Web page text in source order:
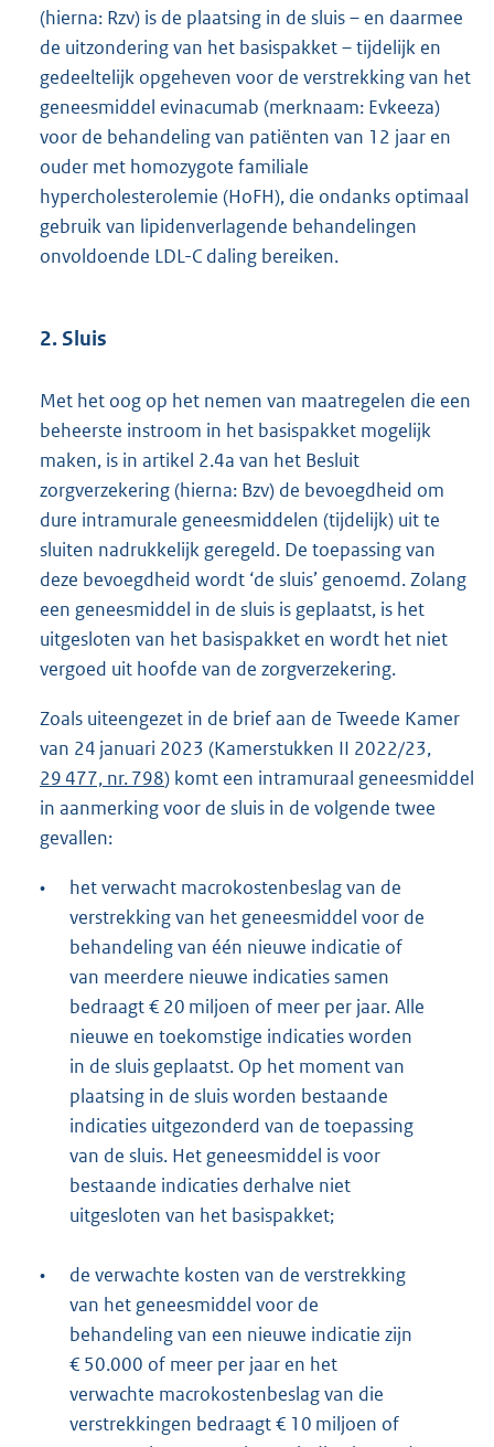
(hierna: Rzv) is de plaatsing in de sluis – en daarmee
de uitzondering van het basispakket – tijdelijk en
gedeeltelijk opgeheven voor de verstrekking van het
geneesmiddel evinacumab (merknaam: Evkeeza)
voor de behandeling van patiënten van 12 jaar en
ouder met homozygote familiale
hypercholesterolemie (HoFH), die ondanks optimaal
gebruik van lipidenverlagende behandelingen
onvoldoende LDL-C daling bereiken.
2. Sluis
Met het oog op het nemen van maatregelen die een
beheerste instroom in het basispakket mogelijk
maken, is in artikel 2.4a van het Besluit
zorgverzekering (hierna: Bzv) de bevoegdheid om
dure intramurale geneesmiddelen (tijdelijk) uit te
sluiten nadrukkelijk geregeld. De toepassing van
deze bevoegdheid wordt ‘de sluis’ genoemd. Zolang
een geneesmiddel in de sluis is geplaatst, is het
uitgesloten van het basispakket en wordt het niet
vergoed uit hoofde van de zorgverzekering.
Zoals uiteengezet in de brief aan de Tweede Kamer
van 24 januari 2023 (Kamerstukken II 2022/23,
29 477, nr. 798) komt een intramuraal geneesmiddel
in aanmerking voor de sluis in de volgende twee
gevallen:
•
het verwacht macrokostenbeslag van de
verstrekking van het geneesmiddel voor de
behandeling van één nieuwe indicatie of
van meerdere nieuwe indicaties samen
bedraagt € 20 miljoen of meer per jaar. Alle
nieuwe en toekomstige indicaties worden
in de sluis geplaatst. Op het moment van
plaatsing in de sluis worden bestaande
indicaties uitgezonderd van de toepassing
van de sluis. Het geneesmiddel is voor
bestaande indicaties derhalve niet
uitgesloten van het basispakket;
•
de verwachte kosten van de verstrekking
van het geneesmiddel voor de
behandeling van een nieuwe indicatie zijn
€ 50.000 of meer per jaar en het
verwachte macrokostenbeslag van die
verstrekkingen bedraagt € 10 miljoen of